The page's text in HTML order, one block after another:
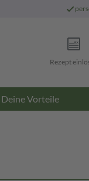
Rezept
Deine Vorteile